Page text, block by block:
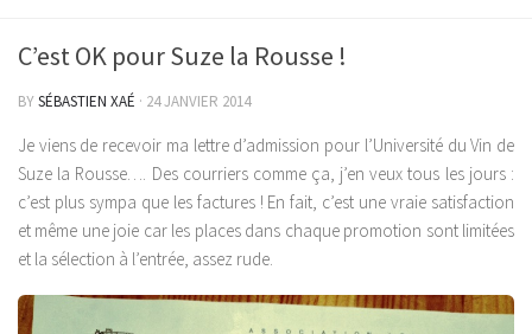
Mes dégustations
Presse et Vin
C’est OK pour Suze la Rousse !
BYSÉBASTIEN XAÉ · 24 JANVIER 2014
Je viens de recevoir ma lettre d’admission pour l’Université du Vin de
Suze la Rousse…. Des courriers comme ça, j’en veux tous les jours :
c’est plus sympa que les factures ! En fait, c’est une vraie satisfaction
et même une joie car les places dans chaque promotion sont limitées
et la sélection à l’entrée, assez rude.